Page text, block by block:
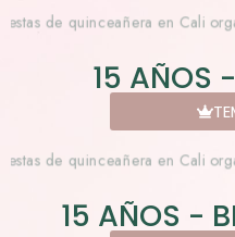
15 AÑOS
15 AÑOS -